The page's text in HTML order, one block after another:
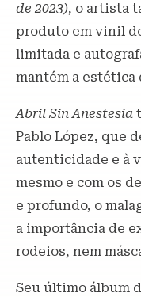
de 2023), o artista
produto em vinil
limitada e
mantém a estética
Abril Sin Anestesia
Pablo López, que
autenticidade e à
mesmo e com os
e profundo, o
a importância de
rodeios, nem
Seu último álbum